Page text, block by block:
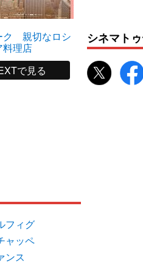
ク 親切なロシ
料理店
で見る
アドリフト
U-
フィグ
ャッペ
ンス
シネマト